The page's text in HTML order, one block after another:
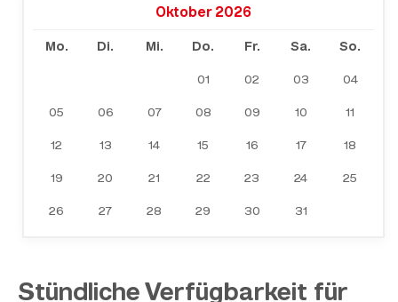
Oktober 2026
Mo. Di. Mi. Do. Fr. Sa. So.
01 02 03 04
05 06 07 08 09 10 11
12 13 14 15 16 17 18
19 20 21 22 23 24 25
26 27 28 29 30 31
Stündliche Verfügbarkeit für